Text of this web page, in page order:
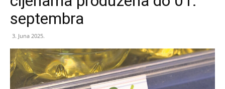
Zenica
septembra
3. Juna 2025.